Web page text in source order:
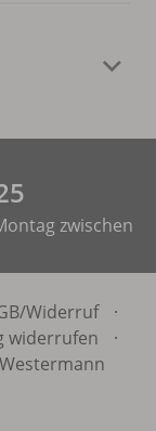
zwischen
Widerruf
·
widerrufen
·